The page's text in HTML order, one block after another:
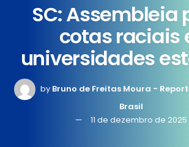
SC: Assembleia
cotas raciais
universidades
by Bruno de Freitas Moura -
Brasil
11 de dezembro de 2025